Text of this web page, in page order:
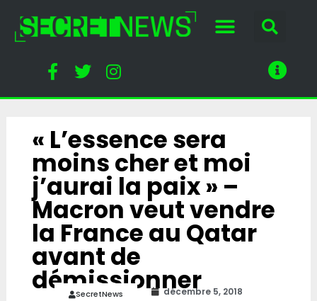
« L’essence sera
moins cher et moi
j’aurai la paix » –
Macron veut vendre
la France au Qatar
avant de
démissionner
SecretNews décembre 5, 2018